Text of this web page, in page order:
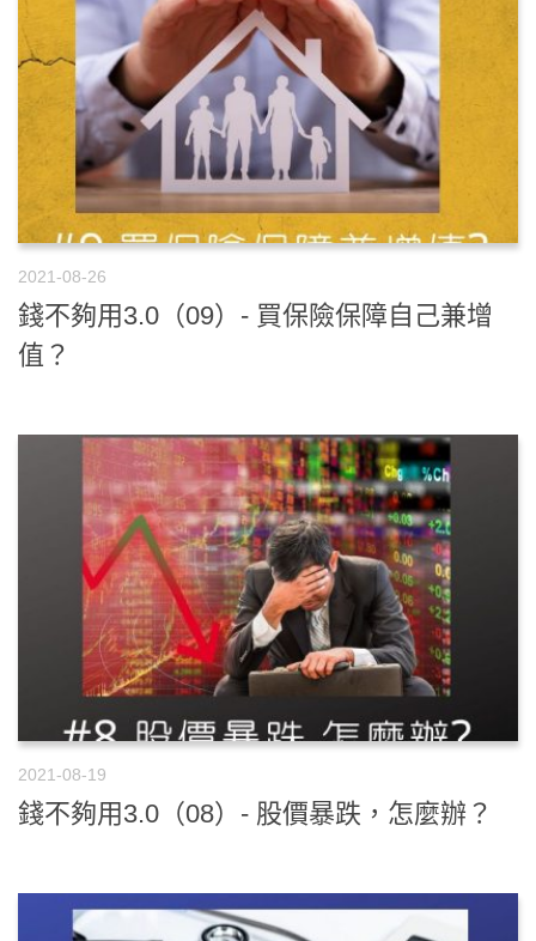
2021-08-26
錢不夠用3.0（09）- 買保險保障自己兼增
值？
2021-08-19
錢不夠用3.0（08）- 股價暴跌，怎麼辦？